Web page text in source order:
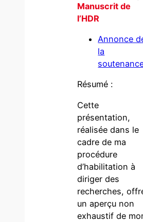
Manuscrit de
l’HDR
Annonce
la
Résumé :
Cette
présentation,
réalisée dans le
cadre de ma
procédure
d’habilitation à
diriger des
recherches,
un aperçu non
exhaustif de